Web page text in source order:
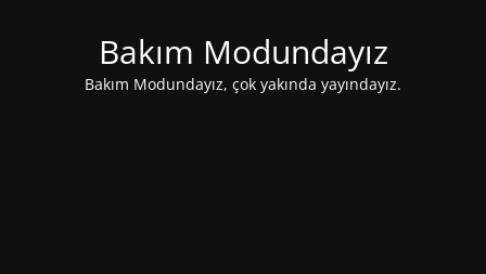
Bakım Modundayız
Bakım Modundayız, çok yakında yayındayız.